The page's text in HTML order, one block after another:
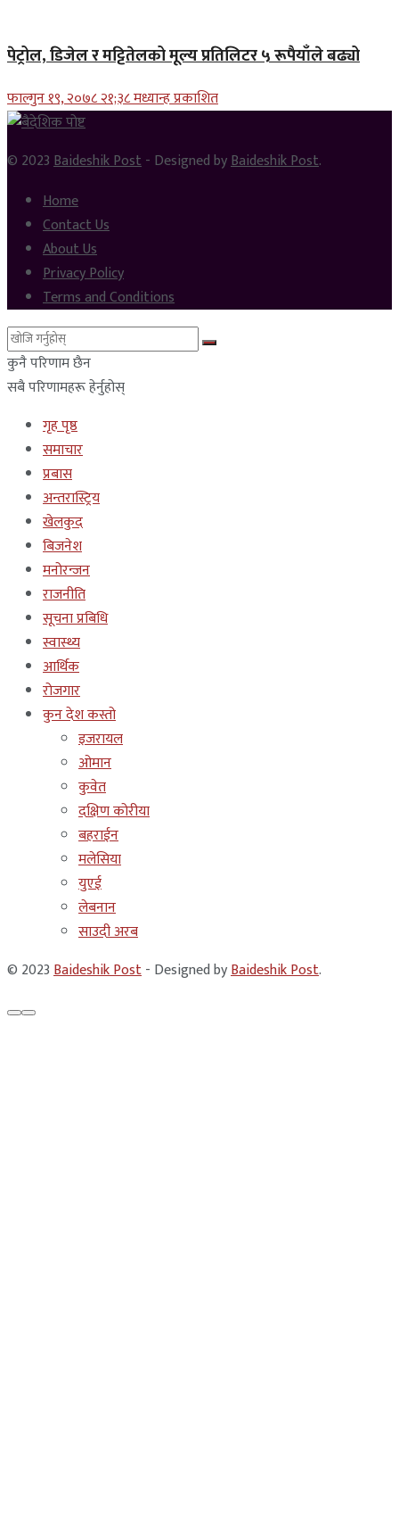
पेट्रोल, डिजेल र मट्टितेलको मूल्य प्रतिलिटर ५ रूपैयाँले बढ्यो
फाल्गुन १९, २०७८ २१;३८ मध्यान्ह प्रकाशित
© 2023Baideshik Post- Designed byBaideshik Post.
Home
Contact Us
About Us
Privacy Policy
Terms and Conditions
कुनै परिणाम छैन
सबै परिणामहरू हेर्नुहोस्
गृह पृष्ठ
समाचार
प्रबास
अन्तरास्ट्रिय
खेलकुद
बिजनेश
मनोरन्जन
राजनीति
सूचना प्रबिधि
स्वास्थ्य
आर्थिक
रोजगार
कुन देश कस्तो
इजरायल
ओमान
कुवेत
दक्षिण कोरीया
बहराईन
मलेसिया
युएई
लेबनान
साउदी अरब
© 2023Baideshik Post- Designed byBaideshik Post.